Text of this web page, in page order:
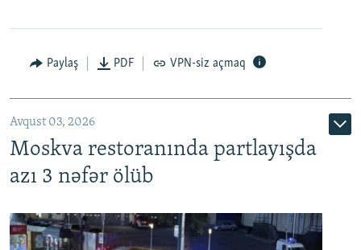
Paylaş PDF VPN-siz açmaq
Avqust 03, 2026
Moskva restoranında partlayışda
azı 3 nəfər ölüb